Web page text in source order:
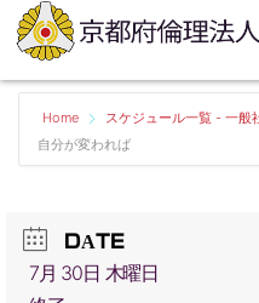
Home
スケジュール一覧 - 一般
自分が変われば
DATE
7月 30日 木曜日